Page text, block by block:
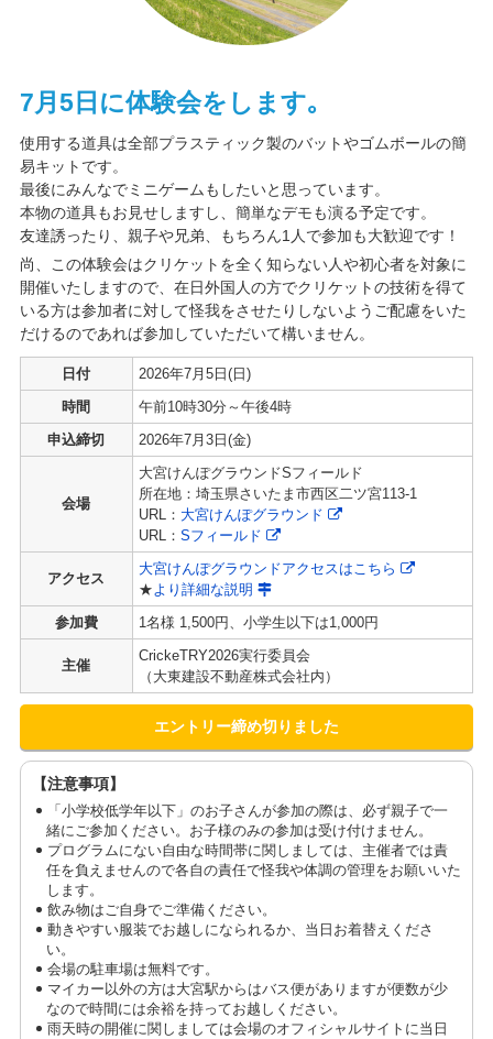
7月5日に体験会をします｡
使用する道具は全部プラスティック製のバットやゴムボールの簡
易キットです。
最後にみんなでミニゲームもしたいと思っています。
本物の道具もお見せしますし、簡単なデモも演る予定です。
友達誘ったり、親子や兄弟、もちろん1人で参加も大歓迎です！
尚、この体験会はクリケットを全く知らない人や初心者を対象に
開催いたしますので、在日外国人の方でクリケットの技術を得て
いる方は参加者に対して怪我をさせたりしないようご配慮をいた
だけるのであれば参加していただいて構いません。
日付
2026年7月5日(日)
時間
午前10時30分～午後4時
申込締切
2026年7月3日(金)
会場
大宮けんぽグラウンドSフィールド
所在地：埼玉県さいたま市西区二ツ宮113-1
URL： 大宮けんぽグラウンド
URL： Sフィールド
アクセス
大宮けんぽグラウンドアクセスはこちら
★より詳細な説明
参加費
1名様 1,500円、小学生以下は1,000円
主催
CrickeTRY2026実行委員会
（大東建設不動産株式会社内）
エントリー締め切りました
【注意事項】
「小学校低学年以下」のお子さんが参加の際は、必ず親子で一
緒にご参加ください。お子様のみの参加は受け付けません。
プログラムにない自由な時間帯に関しましては、主催者では責
任を負えませんので各自の責任で怪我や体調の管理をお願いいた
します。
飲み物はご自身でご準備ください。
動きやすい服装でお越しになられるか、当日お着替えくださ
い。
会場の駐車場は無料です。
マイカー以外の方は大宮駅からはバス便がありますが便数が少
なので時間には余裕を持ってお越しください。
雨天時の開催に関しましては会場のオフィシャルサイトに当日